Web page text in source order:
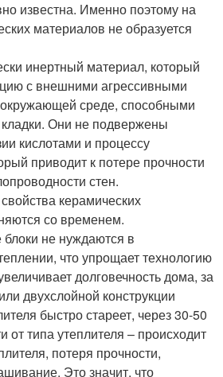
известна. Именно поэтому на
материалов не образуется
инертный материал, который
с внешними агрессивными
среде, способными
кладки. Они не подвержены
кислотами и процессу
приводит к потере прочности
стен.
керамических
со временем.
не нуждаются в
что упрощает технологию
долговечность дома, за
двухслойной конструкции
быстро стареет, через 30-50
от типа утеплителя – происходит
потеря прочности,
Это значит, что